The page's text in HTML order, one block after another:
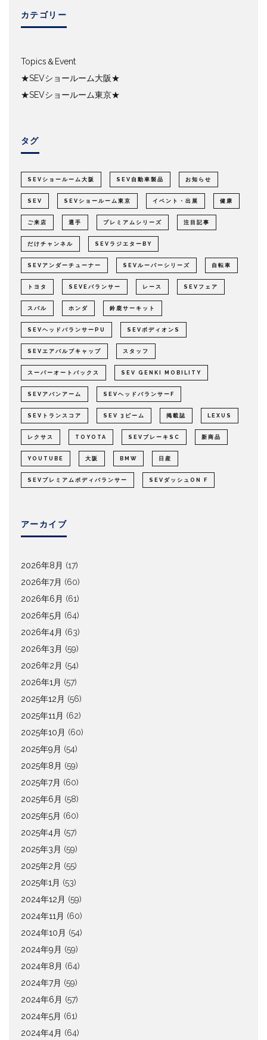
カテゴリー
Topics＆Event
★SEVショールーム大阪★
★SEVショールーム東京★
タグ
SEVショールーム大阪 SEV自動車製品 お知らせ
SEV SEVショールーム東京 イベント・出展 健康
ご来店 選手 プレミアムシリーズ 注目記事
だけチャンネル SEVラジエターBY
SEVアンダーチューナー SEVルーパーシリーズ 自転車
トヨタ SEVEバランサー レース SEVフェア
スバル ホンダ 鈴鹿サーキット
SEVヘッドバランサーPU SEVボディオンS
SEVエアバルブキャップ スタッフ
スーパーオートバックス SEV GENKI MOBILITY
SEVアバンアーム SEVヘッドバランサーF
SEVトランスコア SEV 3ビーム 掲載誌 LEXUS
レクサス TOYOTA SEVブレーキSC 新商品
YOUTUBE 大阪 BMW 日産
SEVプレミアムボディバランサー SEVダッシュON F
アーカイブ
2026年8月 (17)
2026年7月 (60)
2026年6月 (61)
2026年5月 (64)
2026年4月 (63)
2026年3月 (59)
2026年2月 (54)
2026年1月 (57)
2025年12月 (56)
2025年11月 (62)
2025年10月 (60)
2025年9月 (54)
2025年8月 (59)
2025年7月 (60)
2025年6月 (58)
2025年5月 (60)
2025年4月 (57)
2025年3月 (59)
2025年2月 (55)
2025年1月 (53)
2024年12月 (59)
2024年11月 (60)
2024年10月 (54)
2024年9月 (59)
2024年8月 (64)
2024年7月 (59)
2024年6月 (57)
2024年5月 (61)
2024年4月 (64)